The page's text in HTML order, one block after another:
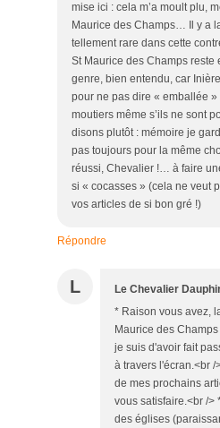
mise ici : cela m’a moult plu,
Maurice des Champs… Il y a
tellement rare dans cette
St Maurice des Champs
genre, bien entendu, car
pour ne pas dire « emballée
moutiers même s’ils ne sont
disons plutôt : mémoire je
pas toujours pour la même
réussi, Chevalier !… à faire
si « cocasses » (cela ne veut
vos articles de si bon gré !)
Répondre
L Le Chevalier
* Raison vous avez,
Maurice des
je suis d'avoir fait
à travers l'écran.<br
de mes prochains
vous satisfaire.<br />
des églises